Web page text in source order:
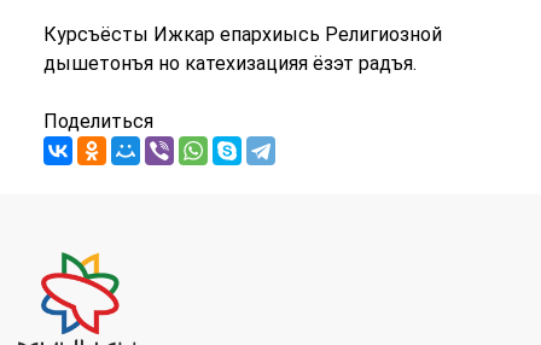
Курсъёсты Ижкар епархиысь Религиозной
дышетонъя но катехизацияя ёзэт радъя.
Поделиться